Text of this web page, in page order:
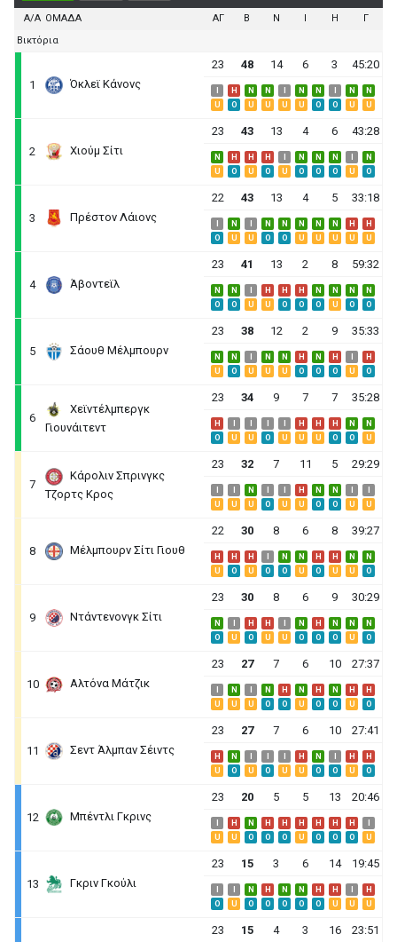
Α/Α ΟΜΑΔΑ ΑΓ B N I H
Γ
Βικτόρια
1 Όκλεϊ Κάνονς
23 48 14 6 3 45:20
H N N N N N
N
U
O U U U U O O U U
2 Χιούμ Σίτι
23 43 13 4 6 43:28
N H H H N N N
N
U
O U O U O O O U O
3 Πρέστον Λάιονς
22 43 13 4 5 33:18
N N N N N N H
H
O
U U O O U U U U U
4 Άβοντεϊλ
23 41 13 2 8 59:32
N N H H H N N N
N
O
O U U O O O U O O
5 Σάουθ Μέλμπουρν
23 38 12 2 9 35:33
N N N N H N H
H
U
O U U U O O O U O
6
Χεϊντέλμπεργκ
Γιουνάιτεντ
23 34 9 7 7 35:28
H H H H N
N
O
U U O U U U O O U
7
Κάρολιν Σπρινγκς
Τζορτς Κρος
23 32 7 11 5 29:29
N H N N
U
U U O U U O O U U
8 Μέλμπουρν Σίτι Γιουθ
22 30 8 6 8 39:27
H H H N N H H N
N
U
O U O O U O U U O
9 Ντάντενονγκ Σίτι
23 30 8 6 9 30:29
N H H N H N N
N
O
U O U U O O O U O
10 Αλτόνα Μάτζικ
23 27 7 6 10 27:37
N N H N H N H
H
U
U U O O U O O U O
11 Σεντ Άλμπαν Σέιντς
23 27 7 6 10 27:41
H N H N H
H
U
O U O U U O O U O
12 Μπέντλι Γκρινς
23 20 5 5 13 20:46
H N H H H H H H
U
U O O O U O O O U
13 Γκριν Γκούλι
23 15 3 6 14 19:45
N H N N H H
H
O
U O O O O O U U U
23 15 4 3 16 23:51